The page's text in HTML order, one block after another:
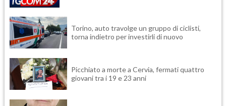
Torino, auto travolge un gruppo di ciclisti,
torna indietro per investirli di nuovo
Picchiato a morte a Cervia, fermati quattro
giovani tra i 19 e 23 anni